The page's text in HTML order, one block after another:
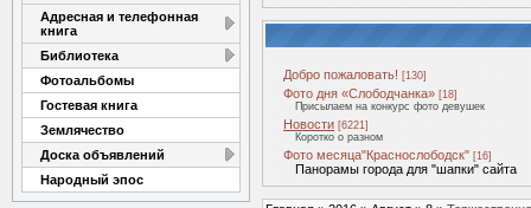
Адресная и телефонная
книга
Библиотека
Фотоальбомы
Гостевая книга
Землячество
Доска объявлений
Народный эпос
Добро пожаловать! [130]
Фото дня «Слободчанка» [18]
Присылаем на конкурс фото девушек
Новости [6221]
Коротко о разном
Фото месяца"Краснослободск" [16]
Панорамы города для "шапки" сайта